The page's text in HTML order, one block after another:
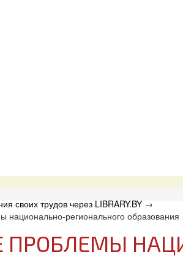
своих трудов через LIBRARY.BY →
национально-регионального образования
ПРОБЛЕМЫ